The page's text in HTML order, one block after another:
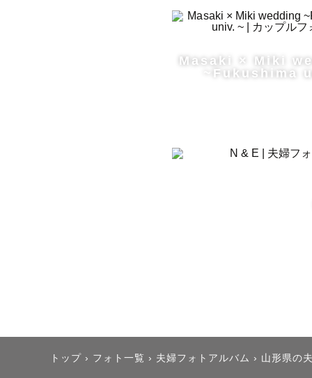
Masaki × Miki
~Fukushima
トップ › フォト一覧 › 夫婦フォトアルバム › 山形県の